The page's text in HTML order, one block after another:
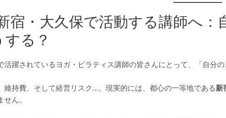
宿・大久保で活動する講師へ：
する？
活躍されているヨガ・ピラティス講師の皆さんにとって、「自分
維持費、そして経営リスク…。現実的には、都心の一等地である新
ん。